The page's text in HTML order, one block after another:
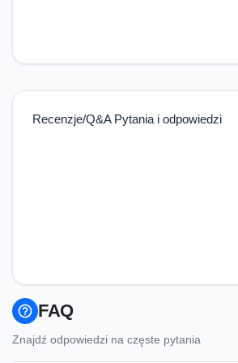
Recenzje/Q&A Pytania i odpowiedzi
help_outline FAQ
Znajdź odpowiedzi na częste pytania